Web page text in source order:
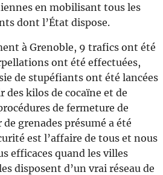
en mobilisant tous les
dont l’État dispose.
à Grenoble, 9 trafics ont été
ont été effectuées,
de stupéfiants ont été lancées
kilos de cocaïne et de
de fermeture de
grenades présumé a été
est l’affaire de tous et nous
efficaces quand les villes
disposent d’un vrai réseau de